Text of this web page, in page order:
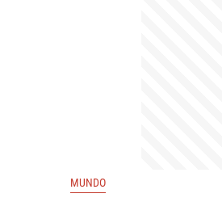
MUNDO